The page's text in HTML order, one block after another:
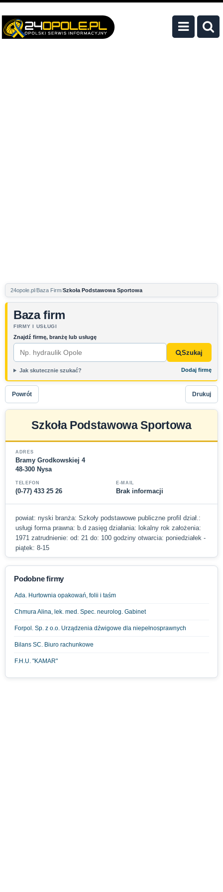
24opole.pl Baza Firm Szkoła Podstawowa Sportowa
Baza firm
FIRMY I USŁUGI
Znajdź firmę, branżę lub usługę
Szukaj
Jak skutecznie szukać? Dodaj firmę
Powrót Drukuj
Szkoła Podstawowa Sportowa
ADRES
Bramy Grodkowskiej 4
48-300 Nysa
TELEFON
(0-77) 433 25 26
E-MAIL
Brak informacji
powiat: nyski branża: Szkoły podstawowe publiczne profil dział.:
usługi forma prawna: b.d zasięg działania: lokalny rok założenia:
1971 zatrudnienie: od: 21 do: 100 godziny otwarcia: poniedziałek -
piątek: 8-15
Podobne firmy
Ada. Hurtownia opakowań, folii i taśm
Chmura Alina, lek. med. Spec. neurolog. Gabinet
Forpol. Sp. z o.o. Urządzenia dźwigowe dla niepełnosprawnych
Bilans SC. Biuro rachunkowe
F.H.U. "KAMAR"